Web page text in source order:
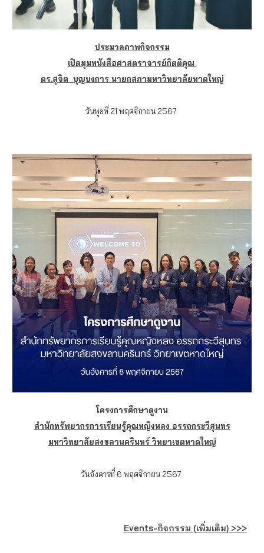
ประมวลภาพกิจกรรม
เปิดมุมหนังสือศาสตราจารย์กิตติคุณ
ดร.สุจิต บุญบงการ นายกสภามหาวิทยาลัยหาดใหญ่
วันพุธที่ 21 พฤศจิกายน 2567
โครงการศึกษาดูงาน
สำนักทรัพยากรการเรียนรู้คุณหญิงหลง อรรถกระวีสุนทร
มหาวิทยาลัยสงขลานครินทร์ วิทยาเขตหาดใหญ่
วันอังคารที่ 6 พฤศจิกายน 2567
Events-กิจกรรม (เพิ่มเติม) >>>